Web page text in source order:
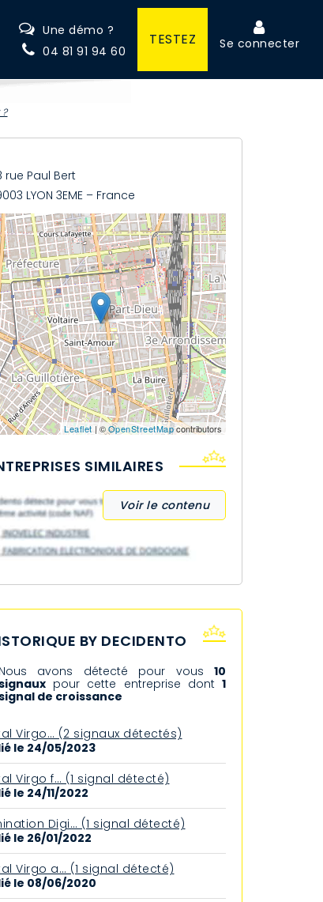
Une démo ?
04 81 91 94 60
TESTEZ Se connecter
rue Paul Bert
LYON 3EME – France
Leaflet | ©OpenStreetMapcontributors
SIMILAIRES
Voir le contenu
BY DECIDENTO
Nous avons détecté pour vous 10
pour cette entreprise dont 1
de croissance
Virgo… (2 signaux détectés)
le 24/05/2023
Virgo f… (1 signal détecté)
le 24/11/2022
Digi… (1 signal détecté)
le 26/01/2022
Virgo a… (1 signal détecté)
le 08/06/2020